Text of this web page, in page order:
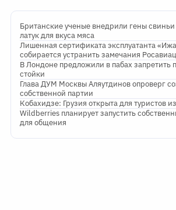
Британские ученые внедрили гены свиньи
латук для вкуса мяса
Лишенная сертификата эксплуатанта
собирается устранить замечания
В Лондоне предложили в пабах запретить
стойки
Глава ДУМ Москвы Аляутдинов опроверг
собственной партии
Кобахидзе: Грузия открыта для туристов
Wildberries планирует запустить
для общения